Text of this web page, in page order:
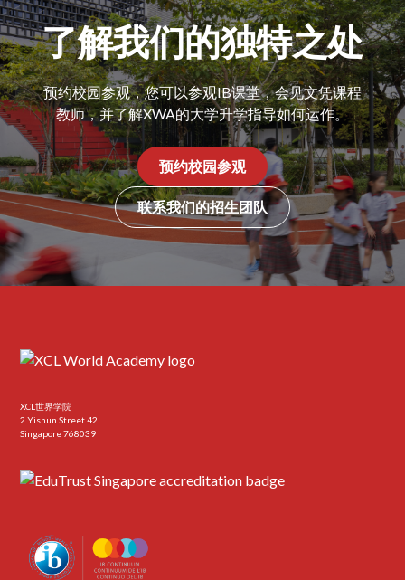
了解我们的独特之处
预约校园参观，您可以参观IB课堂，会见文凭课程
教师，并了解XWA的大学升学指导如何运作。
预约校园参观
联系我们的招生团队
XCL世界学院
2 Yishun Street 42
Singapore 768039